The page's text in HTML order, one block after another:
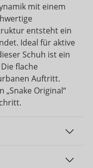
mit einem
entsteht ein
Ideal für aktive
Schuh ist ein
flache
Auftritt.
„Snake Original“